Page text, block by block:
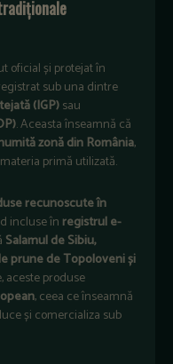
oficial și protejat în
sub una dintre
(IGP)sau
. Aceasta înseamnă că
zonă din România,
primă utilizată.
recunoscute în
incluse în registrul e-
Salamul de Sibiu,
prune de Topoloveni și
aceste produse
, ceea ce înseamnă
și comercializa sub